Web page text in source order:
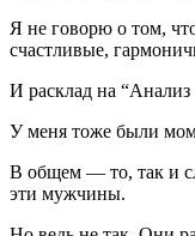
Я не говорю о том,
счастливые,
И расклад на “Анализ
У меня тоже были
В общем — то, так и
эти мужчины.